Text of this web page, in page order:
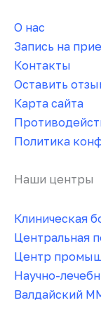
О нас
Запись на
Контакты
Оставить
Карта сайта
Политика
Наши центры
Клиническая
Центральная
Центр
Научно-
Валдайский